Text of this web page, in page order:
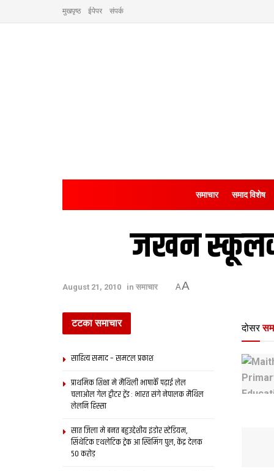
मुखपृष्ठ ईपेपर संपर्क
समाचार समाद विशेष
जखन
August 21, 2010 in समाचार AA
दोसर
टटका समाचार
साहित्य समाद – समटल प्रकाश
प्राथमिक शि‍क्षा मे मैथि‍ली भाषाकेँ पढ़ाई लेल
चलाओल गेल ट्वीटर ट्रेंड : भारत संगे नेपालक मैथिल
लेलनि हिस्सा
सात जिला मे बनत बहुउद्देशीय इंडोर स्‍टेडि‍यम,
सिंथेटिक एथलेटिक ट्रेक आ स्विमिंग पुल, केंद्र देलक
50 करोड़